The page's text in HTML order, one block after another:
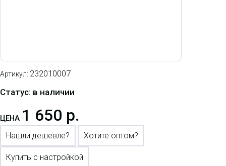
Артикул: 232010007
Статус: в наличии
ЦЕНА 1 650 р.
Нашли дешевле? Хотите оптом?
Купить с настройкой